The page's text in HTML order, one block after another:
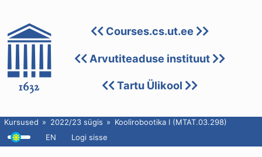
Courses.cs.ut.ee
Arvutiteaduse instituut
Tartu Ülikool
Kursused 2022/23 sügis
Koolirobootika I (MTAT.03.298)
EN
Logi sisse